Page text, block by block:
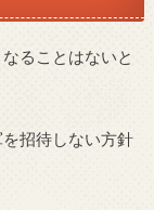
ることはないと
招待しない方針